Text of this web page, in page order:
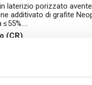
laterizio porizzato
additivato di grafite
(CR)
Più CAM S25